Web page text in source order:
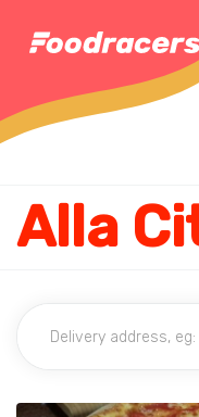
Alla